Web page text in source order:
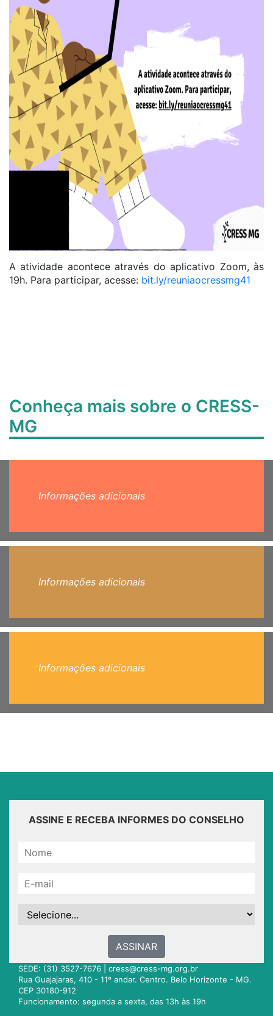
A atividade acontece através do aplicativo Zoom, às
19h. Para participar, acesse: bit.ly/reuniaocressmg41
Conheça mais sobre o CRESS-
MG
Informações adicionais
Informações adicionais
Informações adicionais
ASSINE E RECEBA INFORMES DO CONSELHO
ASSINAR
SEDE: (31) 3527-7676 | cress@cress-mg.org.br
Rua Guajajaras, 410 - 11º andar. Centro. Belo Horizonte - MG.
CEP 30180-912
Funcionamento: segunda a sexta, das 13h às 19h